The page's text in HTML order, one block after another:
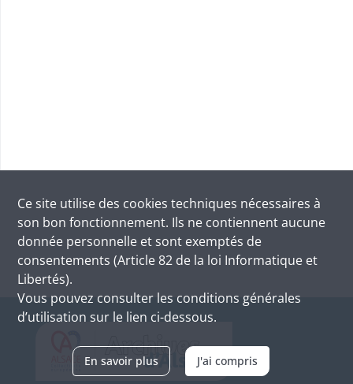
Ce site utilise des cookies techniques nécessaires à
son bon fonctionnement. Ils ne contiennent aucune
donnée personnelle et sont exemptés de
consentements (Article 82 de la loi Informatique et
Libertés).
Vous pouvez consulter les conditions générales
d’utilisation sur le lien ci-dessous.
En savoir plus J'ai compris